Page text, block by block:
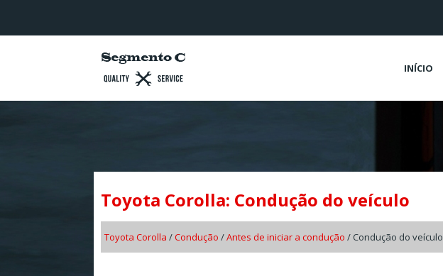
INÍCIO
Toyota Corolla: Condução do veículo
Toyota Corolla /Condução /Antes de iniciar a condução / Condução do veículo